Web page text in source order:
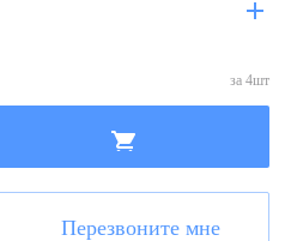
за 4шт
Перезвоните мне